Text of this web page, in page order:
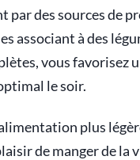
par des sources de
associant à des
vous favorisez
le soir.
plus
de manger de la